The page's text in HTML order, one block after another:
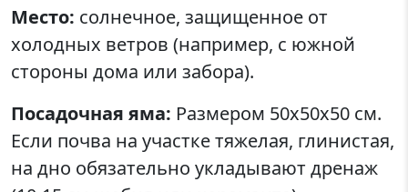
Место: солнечное, защищенное от
холодных ветров (например, с южной
стороны дома или забора).
Посадочная яма: Размером 50x50x50 см.
Если почва на участке тяжелая, глинистая,
на дно обязательно укладывают дренаж